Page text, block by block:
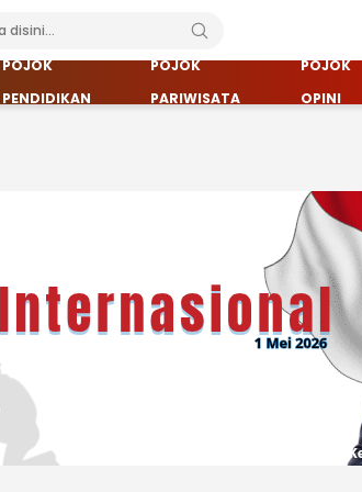
POJOK
PENDIDIKAN
POJOK
PARIWISATA
POJOK
OPINI